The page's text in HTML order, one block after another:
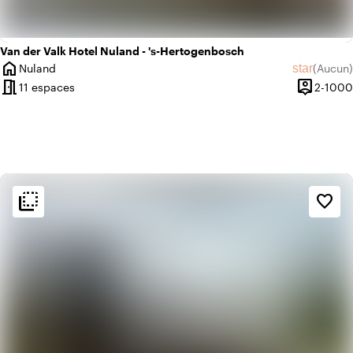
Van der Valk Hotel Nuland - 's-Hertogenbosch
home
Ville
Nuland star(Aucun)
Aucun
meeting_room11 espaces person_pin
Capacité
2-1000
flip_to_back favorite_border
flip_to_back Ambiance
info
Basique